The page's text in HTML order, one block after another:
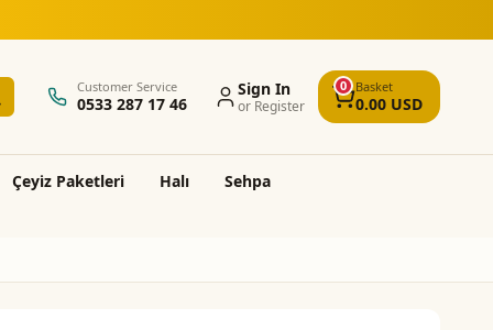
Customer Service
0533 287 17 46
Sign In
or Register
0 Basket
0.00USD
Çeyi̇z Paketleri̇ Halı Sehpa